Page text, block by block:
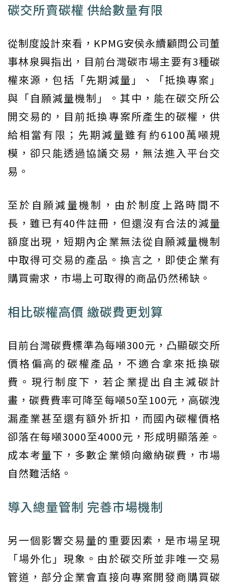
碳交所賣碳權 供給數量有限
從制度設計來看，KPMG安侯永續顧問公司董
事林泉興指出，目前台灣碳市場主要有3種碳
權來源，包括「先期減量」、「抵換專案」
與「自願減量機制」。其中，能在碳交所公
開交易的，目前抵換專案所產生的碳權，供
給相當有限；先期減量雖有約6100萬噸規
模，卻只能透過協議交易，無法進入平台交
易。
至於自願減量機制，由於制度上路時間不
長，雖已有40件註冊，但還沒有合法的減量
額度出現，短期內企業無法從自願減量機制
中取得可交易的產品。換言之，即使企業有
購買需求，市場上可取得的商品仍然稀缺。
相比碳權高價 繳碳費更划算
目前台灣碳費標準為每噸300元，凸顯碳交所
價格偏高的碳權產品，不適合拿來抵換碳
費。現行制度下，若企業提出自主減碳計
畫，碳費費率可降至每噸50至100元，高碳洩
漏產業甚至還有額外折扣，而國內碳權價格
卻落在每噸3000至4000元，形成明顯落差。
成本考量下，多數企業傾向繳納碳費，市場
自然難活絡。
導入總量管制 完善市場機制
另一個影響交易量的重要因素，是市場呈現
「場外化」現象。由於碳交所並非唯一交易
管道，部分企業會直接向專案開發商購買碳